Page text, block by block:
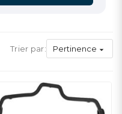
Trier par: Pertinence 